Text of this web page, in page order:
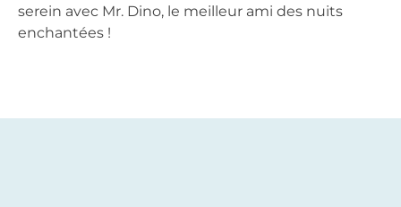
serein avec Mr. Dino, le meilleur ami des nuits
enchantées !